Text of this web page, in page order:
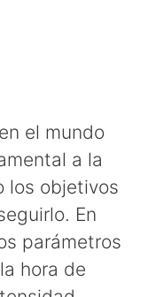
el mundo
a la
los objetivos
En
parámetros
hora de